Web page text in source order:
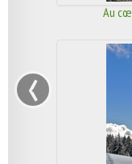
Au
‹